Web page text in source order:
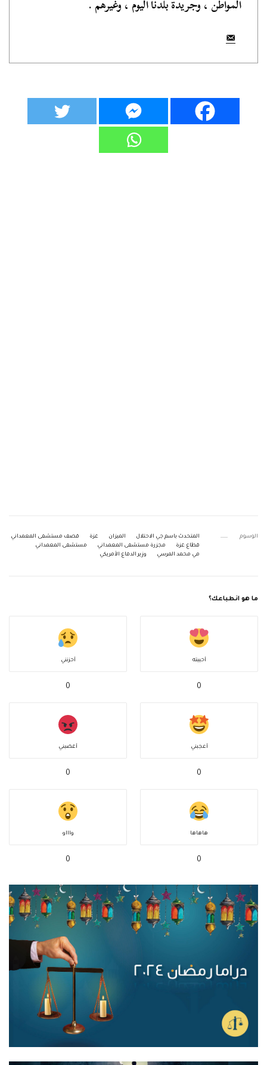
المواطن ، وجريدة بلدنا اليوم ، وغيرهم .
الوسوم المتحدث باسم جي الاحتلال الميزان غزة
قصف مستشفى المعمداني
قطاع غزة
مجزرة مستشفى المعمداني
مستشفى المعمداني
مي محمد المرسي
وزير الدفاع الأمريكي
ما هو انطباعك؟
أحببته
0
أحزنني
0
أعجبني
0
أغضبني
0
هاهاها
0
واااو
0